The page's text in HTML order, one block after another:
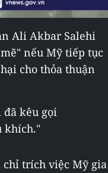
Ali Akbar Salehi
nếu Mỹ tiếp tục
cho thỏa thuận
kêu gọi
khích."
chỉ trích việc Mỹ gia